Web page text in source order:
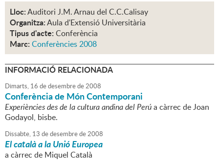
Lloc:Auditori J.M. Arnau del C.C.Calisay
Organitza:Aula d'Extensió Universitària
Tipus d'acte: Conferència
Marc: Conferències 2008
INFORMACIÓ RELACIONADA
Dimarts, 16 dedesembrede2008
Conferència de Món Contemporani
Experiències des de la cultura andina del Perúa càrrec de Joan
Godayol, bisbe.
Dissabte, 13 dedesembrede2008
El català a la Unió Europea
a càrrec de Miquel Català